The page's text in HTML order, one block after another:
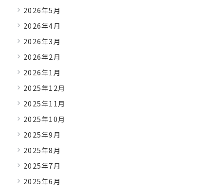
2026年5月
2026年4月
2026年3月
2026年2月
2026年1月
2025年12月
2025年11月
2025年10月
2025年9月
2025年8月
2025年7月
2025年6月